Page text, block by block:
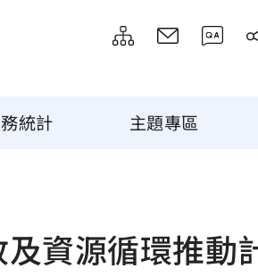
統計 主題專區
資源循環推動